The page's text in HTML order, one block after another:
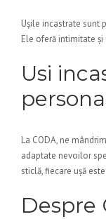
Ușile incastrate sunt
Ele oferă intimitate
Usi
La CODA, ne
adaptate nevoilor
sticlă, fiecare ușă
Despre